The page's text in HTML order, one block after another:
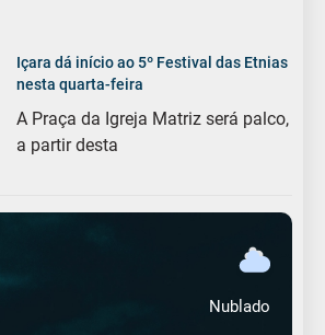
Içara dá início ao 5º Festival das Etnias
nesta quarta-feira
A Praça da Igreja Matriz será palco,
a partir desta
Nublado